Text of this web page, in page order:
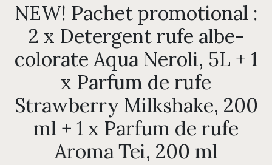
NEW! Pachet promotional :
2 x Detergent rufe albe-
colorate Aqua Neroli, 5L + 1
x Parfum de rufe
Strawberry Milkshake, 200
ml + 1 x Parfum de rufe
Aroma Tei, 200 ml